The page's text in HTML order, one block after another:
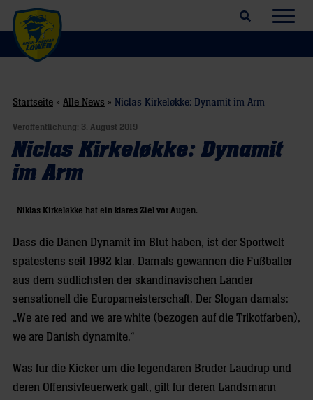
Suchfeld öffnen
Startseite » Alle News » Niclas Kirkeløkke: Dynamit im Arm
Veröffentlichung: 3. August 2019
Niclas Kirkeløkke: Dynamit
im Arm
Niklas Kirkeløkke hat ein klares Ziel vor Augen.
Dass die Dänen Dynamit im Blut haben, ist der Sportwelt
spätestens seit 1992 klar. Damals gewannen die Fußballer
aus dem südlichsten der skandinavischen Länder
sensationell die Europameisterschaft. Der Slogan damals:
„We are red and we are white (bezogen auf die Trikotfarben),
we are Danish dynamite.“
Was für die Kicker um die legendären Brüder Laudrup und
deren Offensivfeuerwerk galt, gilt für deren Landsmann